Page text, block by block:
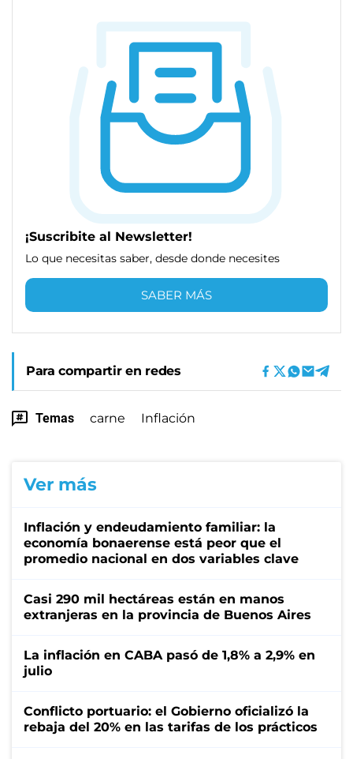
¡Suscribite al Newsletter!
Lo que necesitas saber, desde donde necesites
SABER MÁS
Para compartir en redes
Temas carne Inflación
Ver más
Inflación y endeudamiento familiar: la
economía bonaerense está peor que el
promedio nacional en dos variables clave
Casi 290 mil hectáreas están en manos
extranjeras en la provincia de Buenos Aires
La inflación en CABA pasó de 1,8% a 2,9% en
julio
Conflicto portuario: el Gobierno oficializó la
rebaja del 20% en las tarifas de los prácticos